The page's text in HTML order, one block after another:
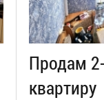
Продам
квартиру